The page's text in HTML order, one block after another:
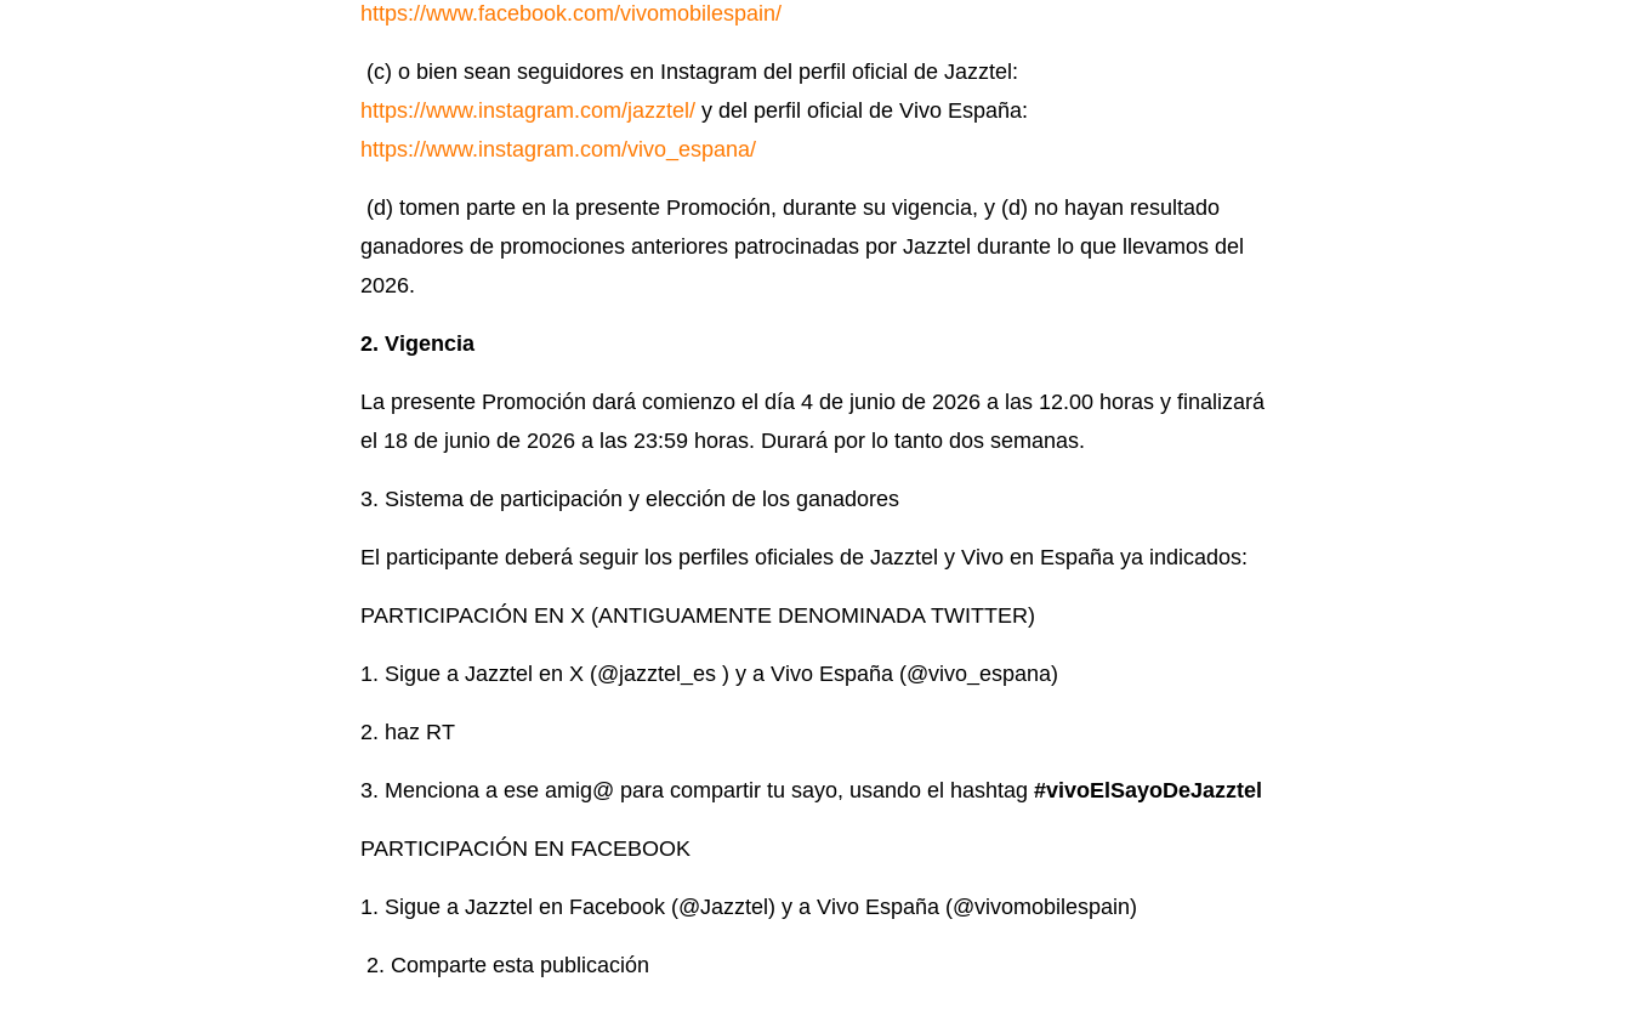
https://www.facebook.com/vivomobilespain/
(c) o bien sean seguidores en Instagram del perfil oficial de Jazztel:
https://www.instagram.com/jazztel/ y del perfil oficial de Vivo España:
https://www.instagram.com/vivo_espana/
(d) tomen parte en la presente Promoción, durante su vigencia, y (d) no hayan resultado
ganadores de promociones anteriores patrocinadas por Jazztel durante lo que llevamos del
2026.
2. Vigencia
La presente Promoción dará comienzo el día 4 de junio de 2026 a las 12.00 horas y finalizará
el 18 de junio de 2026 a las 23:59 horas. Durará por lo tanto dos semanas.
3. Sistema de participación y elección de los ganadores
El participante deberá seguir los perfiles oficiales de Jazztel y Vivo en España ya indicados:
PARTICIPACIÓN EN X (ANTIGUAMENTE DENOMINADA TWITTER)
1. Sigue a Jazztel en X (@jazztel_es ) y a Vivo España (@vivo_espana)
2. haz RT
3. Menciona a ese amig@ para compartir tu sayo, usando el hashtag #vivoElSayoDeJazztel
PARTICIPACIÓN EN FACEBOOK
1. Sigue a Jazztel en Facebook (@Jazztel) y a Vivo España (@vivomobilespain)
2. Comparte esta publicación